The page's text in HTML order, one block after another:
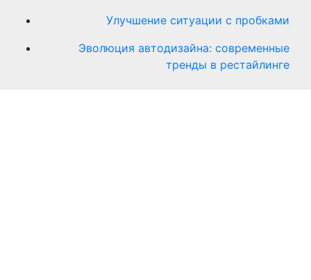
Улучшение ситуации с пробками
Эволюция автодизайна: современные
тренды в рестайлинге